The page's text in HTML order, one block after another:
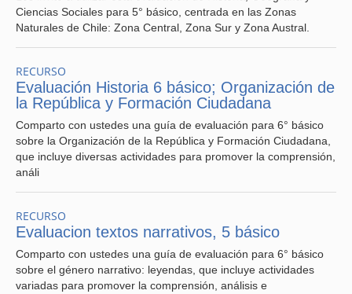
Ciencias Sociales para 5° básico, centrada en las Zonas
Naturales de Chile: Zona Central, Zona Sur y Zona Austral.
RECURSO
Evaluación Historia 6 básico; Organización de
la República y Formación Ciudadana
Comparto con ustedes una guía de evaluación para 6° básico
sobre la Organización de la República y Formación Ciudadana,
que incluye diversas actividades para promover la comprensión,
análi
RECURSO
Evaluacion textos narrativos, 5 básico
Comparto con ustedes una guía de evaluación para 6° básico
sobre el género narrativo: leyendas, que incluye actividades
variadas para promover la comprensión, análisis e